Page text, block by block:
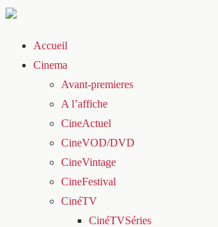
Accueil
Cinema
Avant-premieres
A l’affiche
CineActuel
CineVOD/DVD
CineVintage
CineFestival
CinéTV
CinéTVSéries